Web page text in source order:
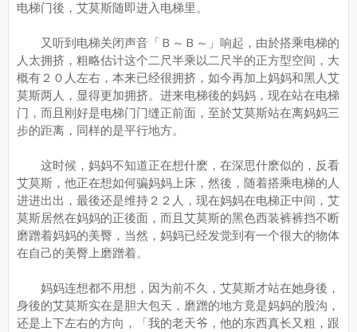
电梯门後，艾莫斯随即进入电梯里。
又听到电梯关闭声音「Ｂ～Ｂ～」响起，由於搭乘电梯的
人太拥挤，粗略估计这个二尺半乘以二尺半的正方型空间，大
概有２０人左右，本来已经很拥挤，如今再加上妈妈和黑人艾
莫斯两人，显得更加拥挤。进来电梯後的妈妈，现在站在电梯
门，而且刚好是电梯门门缝正前面，至於艾莫斯站在离妈妈三
步的距离，同样的是平行地方。
这时候，妈妈不知道正在想什麽，在深思什麽似的，反看
艾莫斯，他正在想如何骗妈妈上床，然後，随着搭乘电梯的人
进进出出，最後还是维持２２人，现在妈妈在电梯正中间，艾
莫斯居然在妈妈的正後面，而且艾莫斯的黑色西装裤裤挡不断
磨蹭着妈妈的美臀，当然，妈妈已经发觉到有一个很大的物体
在自己的美臀上磨蹭着。
妈妈连想都不用想，因为前不久，艾莫斯才站在她身後，
身後的艾莫斯实在是胆大包天，磨蹭的地方竟是妈妈的股沟，
还是上下左右的方向，「我的老天爷，他的东西真长又粗，跟